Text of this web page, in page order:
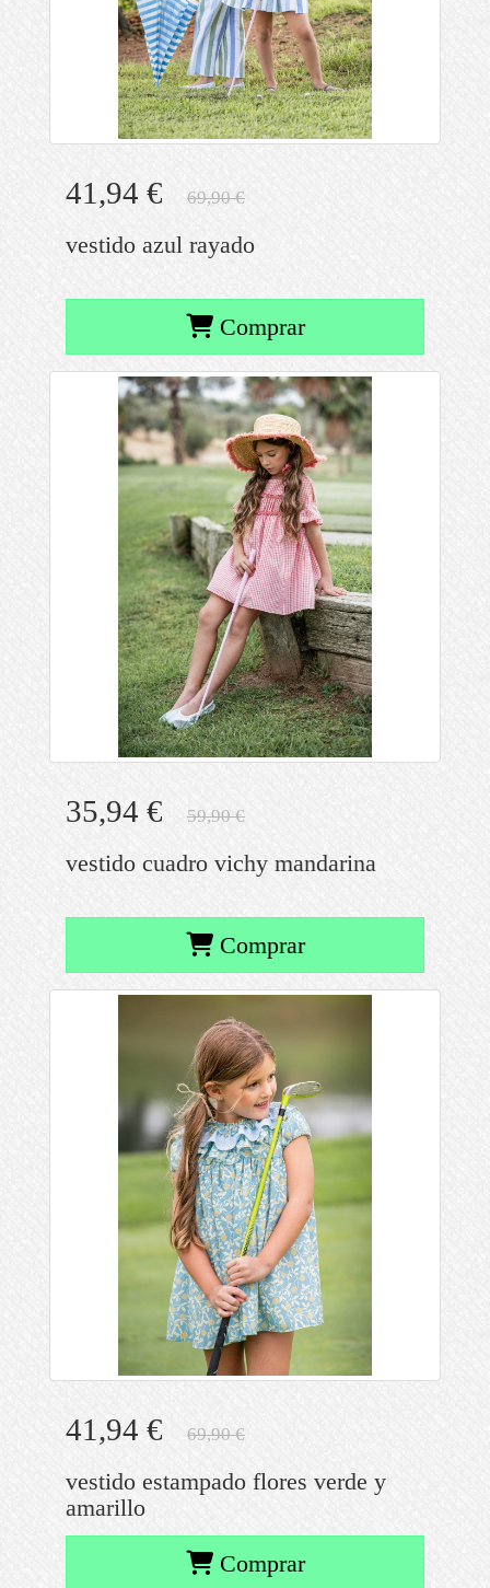
41,94 € 69,90 €
vestido azul rayado
Comprar
35,94 € 59,90 €
vestido cuadro vichy mandarina
Comprar
41,94 € 69,90 €
vestido estampado flores verde y
amarillo
Comprar